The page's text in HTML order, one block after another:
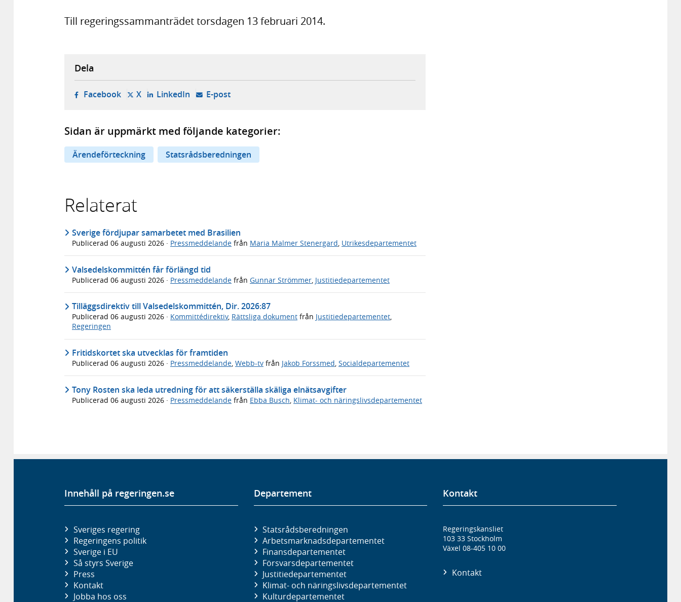
Till regeringssammanträdet torsdagen 13 februari 2014.
Dela
Facebook- öppnas i ny flik, extern webbplats,
X- öppnas i ny flik, extern webbplats,
LinkedIn- öppnas i ny flik, extern webbplats,
E-post- öppnar din e-postklient,
Sidan är uppmärkt med följande kategorier:
Ärendeförteckning Statsrådsberedningen
Relaterat
Sverige fördjupar samarbetet med Brasilien
Publicerad 06 augusti 2026 · Pressmeddelande från Maria Malmer Stenergard, Utrikesdepartementet
Valsedelskommittén får förlängd tid
Publicerad 06 augusti 2026 · Pressmeddelande från Gunnar Strömmer Justitiedepartementet
Tilläggsdirektiv till Valsedelskommittén, Dir. 2026:87
Publicerad 06 augusti 2026 · Kommittédirektiv, Rättsliga dokument från Justitiedepartementet,
Regeringen
Fritidskortet ska utvecklas för framtiden
Publicerad 06 augusti 2026 · Pressmeddelande, Webb-tv från Jakob Forssmed, Socialdepartementet
Tony Rosten ska leda utredning för att säkerställa skäliga elnätsavgifter
Publicerad 06 augusti 2026 · Pressmeddelande från Ebba Busch Klimat- och näringslivsdepartementet
Innehåll på regeringen.se
Sveriges regering
Regeringens politik
Sverige i EU
Så styrs Sverige
Press
Kontakt
Jobba hos oss
Departement
Statsrådsberedningen
Arbetsmarknads­departementet
Finans­departementet
Försvars­departementet
Justitie­departementet
Klimat- och näringslivs­departementet
Kultur­departementet
Kontakt
Regeringskansliet
103 33 Stockholm
Växel 08-405 10 00
Kontakt